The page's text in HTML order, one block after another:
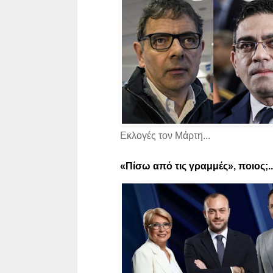
Εκλογές τον Μάρτη...
«Πίσω από τις γραμμές»,